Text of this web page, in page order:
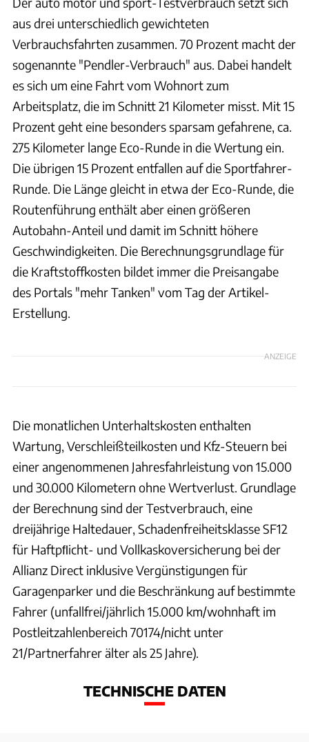
aus drei unterschiedlich gewichteten
Verbrauchsfahrten zusammen. 70 Prozent macht der
sogenannte "Pendler-Verbrauch" aus. Dabei handelt
es sich um eine Fahrt vom Wohnort zum
Arbeitsplatz, die im Schnitt 21 Kilometer misst. Mit 15
Prozent geht eine besonders sparsam gefahrene, ca.
275 Kilometer lange Eco-Runde in die Wertung ein.
Die übrigen 15 Prozent entfallen auf die Sportfahrer-
Runde. Die Länge gleicht in etwa der Eco-Runde, die
Routenführung enthält aber einen größeren
Autobahn-Anteil und damit im Schnitt höhere
Geschwindigkeiten. Die Berechnungsgrundlage für
die Kraftstoffkosten bildet immer die Preisangabe
des Portals "mehr Tanken" vom Tag der Artikel-
Erstellung.
ANZEIGE
Die monatlichen Unterhaltskosten enthalten
Wartung, Verschleißteilkosten und Kfz-Steuern bei
einer angenommenen Jahresfahrleistung von 15.000
und 30.000 Kilometern ohne Wertverlust. Grundlage
der Berechnung sind der Testverbrauch, eine
dreijährige Haltedauer, Schadenfreiheitsklasse SF12
für Haftpﬂicht- und Vollkaskoversicherung bei der
Allianz Direct inklusive Vergünstigungen für
Garagenparker und die Beschränkung auf bestimmte
Fahrer (unfallfrei/jährlich 15.000 km/wohnhaft im
Postleitzahlenbereich 70174/nicht unter
21/Partnerfahrer älter als 25 Jahre).
TECHNISCHE DATEN